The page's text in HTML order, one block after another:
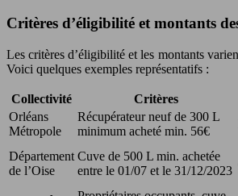
Critères d’éligibilité et montants
Les critères d’éligibilité et les montants
Voici quelques exemples représentatifs :
Collectivité Critères
Orléans
Métropole
Récupérateur neuf de 300 L
minimum acheté min. 56€
Département
de l’Oise
Cuve de 500 L min. achetée
entre le 01/07 et le 31/12/2023